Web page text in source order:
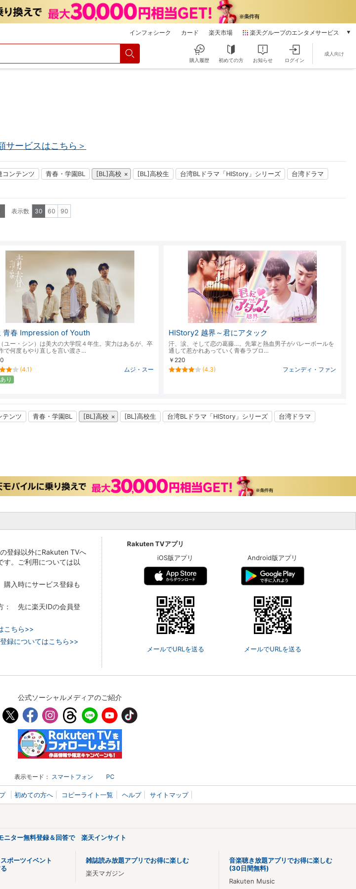
インフォシーク カード 楽天市場 楽天グループのエンタメサービス
本/ゲーム/CD/DVD
動画配信
Rakuten PLAY
購入履歴 初めての方 お知らせ ログイン
成人向け
サービスはこちら＞
コンテンツ 青春・学園BL [BL]高校 [BL]高校生 台湾BLドラマ「HIStory」シリーズ
台湾ドラマ
表示数 30 60 90
青春 Impression of Youth
ユー・シン）は美大の大学院４年生。実力はあるが、卒
で何度もやり直しを言い渡さ…
(4.1)
ムジ・スー
り
HIStory2 越界～君にアタック
汗、涙、そして恋の葛藤…。先輩と熱血男子がバレーボールを
通して惹かれあっていく青春ラブロ…
￥220
(4.3)
フェンディ・ファン
テンツ 青春・学園BL [BL]高校 [BL]高校生 台湾BLドラマ「HIStory」シリーズ
台湾ドラマ
登録以外にRakuten TVへ
す。ご利用については以
入時にサービス登録も
： 先に楽天IDの会員登
こちら>>
録についてはこちら>>
Rakuten TVアプリ
iOS版アプリ
メールでURLを送る
Android版アプリ
メールでURLを送る
公式ソーシャルメディアのご紹介
表示モード： スマートフォン PC
初めての方へ コピーライト一覧 ヘルプ サイトマップ
ニター無料登録＆回答で 楽天インサイト
ポーツイベント
雑誌読み放題アプリでお得に楽しむ
楽天マガジン
音楽聴き放題アプリでお得に楽しむ
(30日間無料)
Rakuten Music